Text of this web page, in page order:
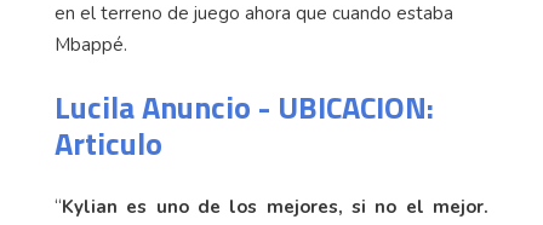
en el terreno de juego ahora que cuando estaba
Mbappé.
Lucila Anuncio - UBICACION:
Articulo
“Kylian es uno de los mejores, si no el mejor.